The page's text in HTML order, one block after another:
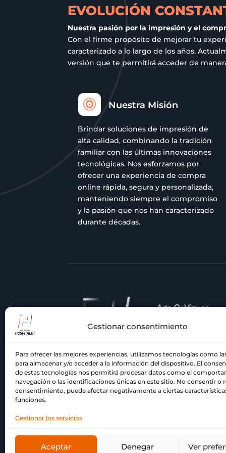
Gestionar consentimiento
Para ofrecer las mejores experiencias, utilizamos tecnologías como
para almacenar y/o acceder a la información del dispositivo. El
de estas tecnologías nos permitirá procesar datos como el
navegación o las identificaciones únicas en este sitio. No consentir o
consentimiento, puede afectar negativamente a ciertas
funciones.
Gestionar los servicios
Aceptar Denegar Ver
la
página
de
producto
EVOLUCIÓN
Nuestra pasión por la impresión y el
Con el firme propósito de mejorar tu
caracterizado a lo largo de los años.
versión que te permitirá acceder de
 Nuestra Misión
Brindar soluciones de impresión de
alta calidad, combinando la tradición
familiar con las últimas innovaciones
tecnológicas. Nos esforzamos por
ofrecer una experiencia de compra
online rápida, segura y personalizada,
manteniendo siempre el compromiso
y la pasión que nos han caracterizado
durante décadas.
EnComercial Hospitalet, llevamos
décadas siendo tu imprenta de
en el Barcelonés y el Baix Llobregat.
Nuestra pasión por la impresión y el
acompañado a lo largo de los años.